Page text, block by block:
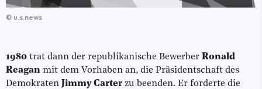
© u.s.news
1980 trat dann der republikanische Bewerber Ronald
Reagan mit dem Vorhaben an, die Präsidentschaft des
Demokraten Jimmy Carterzu beenden. Er forderte die